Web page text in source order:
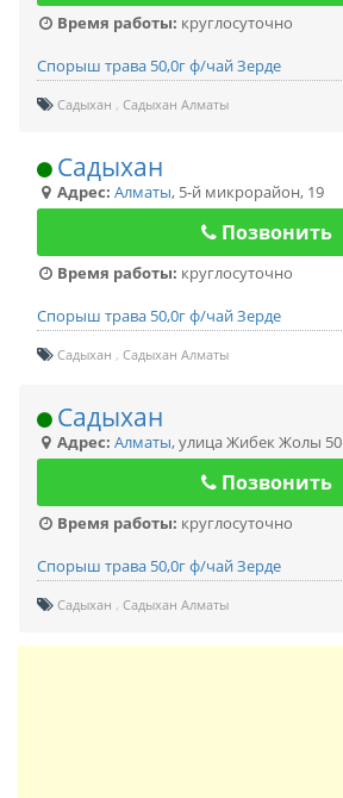
Время работы: круглосуточно
Спорыш трава 50,0г ф/чай Зерде
Садыхан Садыхан Алматы
Садыхан
Адрес: Алматы, 5-й микрорайон, 19
Позвонить
Время работы: круглосуточно
Спорыш трава 50,0г ф/чай Зерде
Садыхан Садыхан Алматы
Садыхан
Адрес: Алматы,улица Жибек Жолы 50
Позвонить
Время работы: круглосуточно
Спорыш трава 50,0г ф/чай Зерде
Садыхан Садыхан Алматы